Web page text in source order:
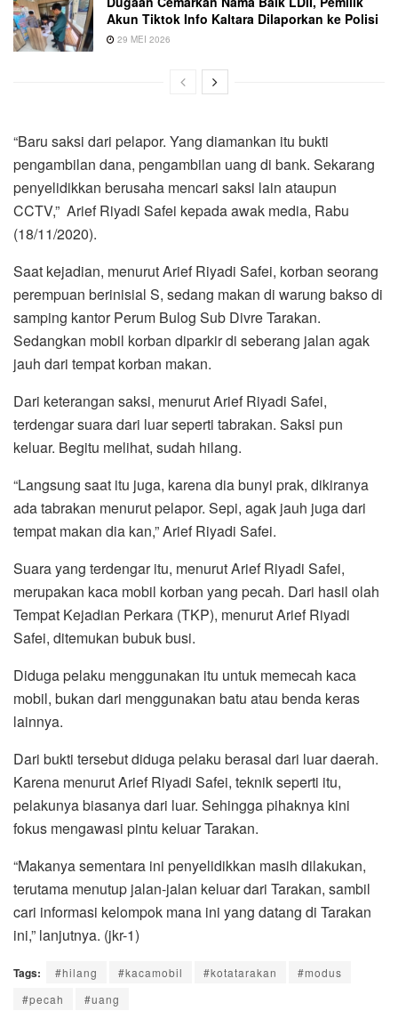
Akun Tiktok Info Kaltara Dilaporkan ke Polisi
29 MEI 2026
“Baru saksi dari pelapor. Yang diamankan itu bukti
pengambilan dana, pengambilan uang di bank. Sekarang
penyelidikkan berusaha mencari saksi lain ataupun
CCTV,” Arief Riyadi Safei kepada awak media, Rabu
(18/11/2020).
Saat kejadian, menurut Arief Riyadi Safei, korban seorang
perempuan berinisial S, sedang makan di warung bakso di
samping kantor Perum Bulog Sub Divre Tarakan.
Sedangkan mobil korban diparkir di seberang jalan agak
jauh dari tempat korban makan.
Dari keterangan saksi, menurut Arief Riyadi Safei,
terdengar suara dari luar seperti tabrakan. Saksi pun
keluar. Begitu melihat, sudah hilang.
“Langsung saat itu juga, karena dia bunyi prak, dikiranya
ada tabrakan menurut pelapor. Sepi, agak jauh juga dari
tempat makan dia kan,” Arief Riyadi Safei.
Suara yang terdengar itu, menurut Arief Riyadi Safei,
merupakan kaca mobil korban yang pecah. Dari hasil olah
Tempat Kejadian Perkara (TKP), menurut Arief Riyadi
Safei, ditemukan bubuk busi.
Diduga pelaku menggunakan itu untuk memecah kaca
mobil, bukan dari menggunakan batu atau benda keras
lainnya.
Dari bukti tersebut diduga pelaku berasal dari luar daerah.
Karena menurut Arief Riyadi Safei, teknik seperti itu,
pelakunya biasanya dari luar. Sehingga pihaknya kini
fokus mengawasi pintu keluar Tarakan.
“Makanya sementara ini penyelidikkan masih dilakukan,
terutama menutup jalan-jalan keluar dari Tarakan, sambil
cari informasi kelompok mana ini yang datang di Tarakan
ini,” lanjutnya. (jkr-1)
Tags: #hilang #kacamobil #kotatarakan
#modus
#pecah
#uang